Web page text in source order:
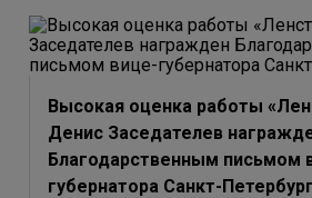
Высокая оценка работы
Денис Заседателев
Благодарственным письмом
губернатора Санкт-